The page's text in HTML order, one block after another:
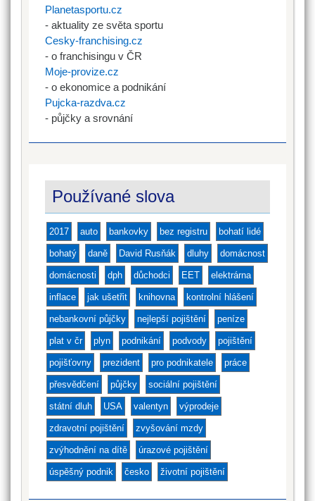
Planetasportu.cz
- aktuality ze světa sportu
Cesky-franchising.cz
- o franchisingu v ČR
Moje-provize.cz
- o ekonomice a podnikání
Pujcka-razdva.cz
- půjčky a srovnání
Používané slova
2017 auto bankovky bez registru bohatí lidé
bohatý daně David Rusňák dluhy domácnost
domácnosti dph důchodci EET elektrárna
inflace jak ušetřit knihovna kontrolní hlášení
nebankovní půjčky nejlepší pojištění peníze
plat v čr plyn podnikání podvody pojištění
pojišťovny prezident pro podnikatele práce
přesvědčení půjčky sociální pojištění
státní dluh USA valentyn výprodeje
zdravotní pojištění zvyšování mzdy
zvýhodnění na dítě úrazové pojištění
úspěšný podnik česko životní pojištění